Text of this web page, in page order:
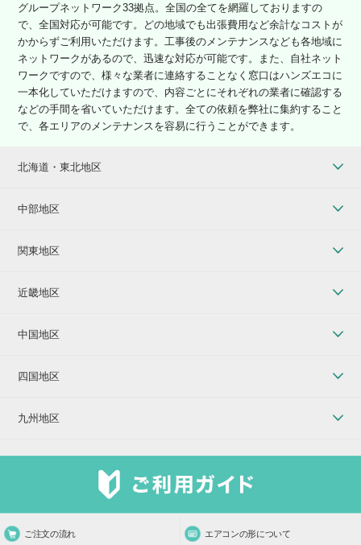
グループネットワーク33拠点。全国の全てを網羅しておりますの
で、全国対応が可能です。どの地域でも出張費用など余計なコストが
かからずご利用いただけます。工事後のメンテナンスなども各地域に
ネットワークがあるので、迅速な対応が可能です。また、自社ネット
ワークですので、様々な業者に連絡することなく窓口はハンズエコに
一本化していただけますので、内容ごとにそれぞれの業者に確認する
などの手間を省いていただけます。全ての依頼を弊社に集約すること
で、各エリアのメンテナンスを容易に行うことができます。
北海道・東北地区
中部地区
関東地区
近畿地区
中国地区
四国地区
九州地区
ご注文の流れ エアコンの形について